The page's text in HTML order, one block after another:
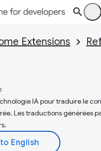
Extensions
IA pour traduire le
Les traductions générées